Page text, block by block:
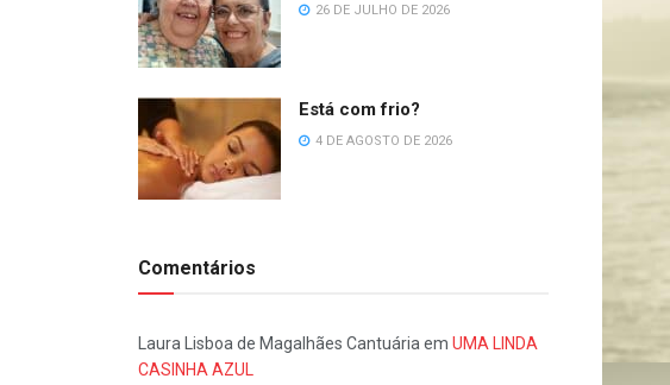
26 DE JULHO DE 2026
Está com frio?
4 DE AGOSTO DE 2026
Comentários
Laura Lisboa de Magalhães Cantuária em UMA LINDA
CASINHA AZUL